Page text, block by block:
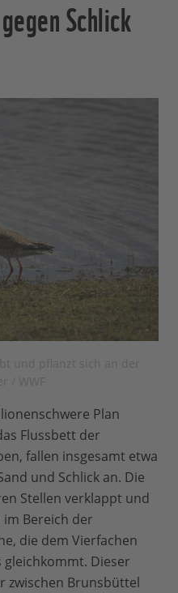
Schlick
Plan
Flussbett der
fallen insgesamt etwa
und Schlick an. Die
Stellen verklappt und
Bereich der
die dem Vierfachen
Dieser
zwischen Brunsbüttel